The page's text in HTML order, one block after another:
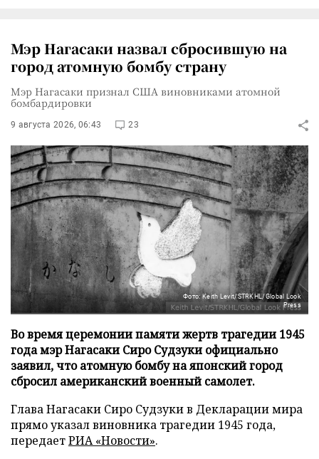
Мэр Нагасаки назвал сбросившую на
город атомную бомбу страну
Мэр Нагасаки признал США виновниками атомной
бомбардировки
9 августа 2026, 06:43 23
Фото: Keith Levit/STRKHL/Global Look
Press
Во время церемонии памяти жертв трагедии 1945
года мэр Нагасаки Сиро Судзуки официально
заявил, что атомную бомбу на японский город
сбросил американский военный самолет.
Глава Нагасаки Сиро Судзуки в Декларации мира
прямо указал виновника трагедии 1945 года,
передаетРИА «Новости».